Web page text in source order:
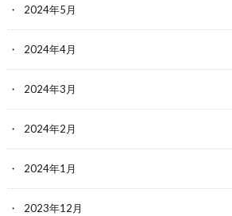
2024年5月
2024年4月
2024年3月
2024年2月
2024年1月
2023年12月